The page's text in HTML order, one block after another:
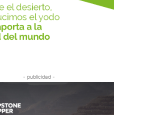
- publicidad -